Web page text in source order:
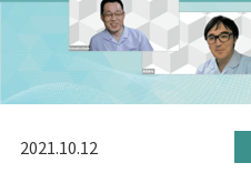
2021.10.12